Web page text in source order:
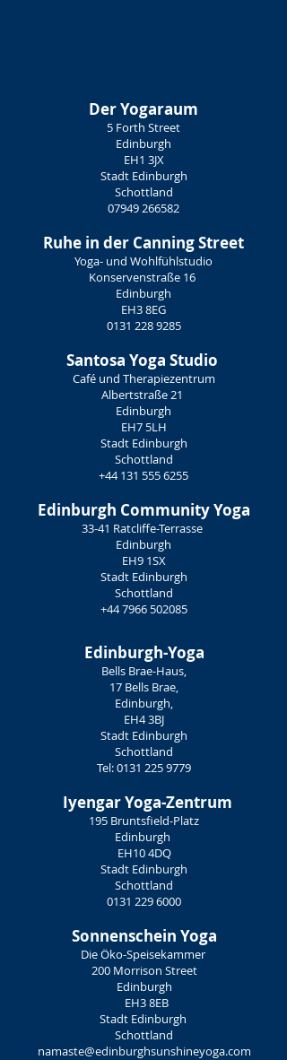
Der Yogaraum
5 Forth Street
Edinburgh
EH1 3JX
Stadt Edinburgh
Schottland
07949 266582
Ruhe in der Canning Street
Yoga- und Wohlfühlstudio
Konservenstraße 16
Edinburgh
EH3 8EG
0131 228 9285
Santosa Yoga Studio
Café und Therapiezentrum
Albertstraße 21
Edinburgh
EH7 5LH
Stadt Edinburgh
Schottland
+44 131 555 6255
Edinburgh Community Yoga
33-41 Ratcliffe-Terrasse
Edinburgh
EH9 1SX
Stadt Edinburgh
Schottland
+44 7966 502085
Edinburgh-Yoga
Bells Brae-Haus,
17 Bells Brae,
Edinburgh,
EH4 3BJ
Stadt Edinburgh
Schottland
Tel:0131 225 9779
Iyengar Yoga-Zentrum
195 Bruntsfield-Platz
Edinburgh
EH10 4DQ
Stadt Edinburgh
Schottland
0131 229 6000
Sonnenschein Yoga
Die Öko-Speisekammer
200 Morrison Street
Edinburgh
EH3 8EB
Stadt Edinburgh
Schottland
namaste@edinburghsunshineyoga.com